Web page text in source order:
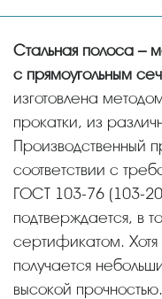
Стальная полоса – металлопрокат в виде профиля
с прямоугольным
изготовлена
прокатки, из
Производственный
соответствии с
ГОСТ 103-76 (103-
подтверждается, в
сертификатом. Хотя
получается
высокой